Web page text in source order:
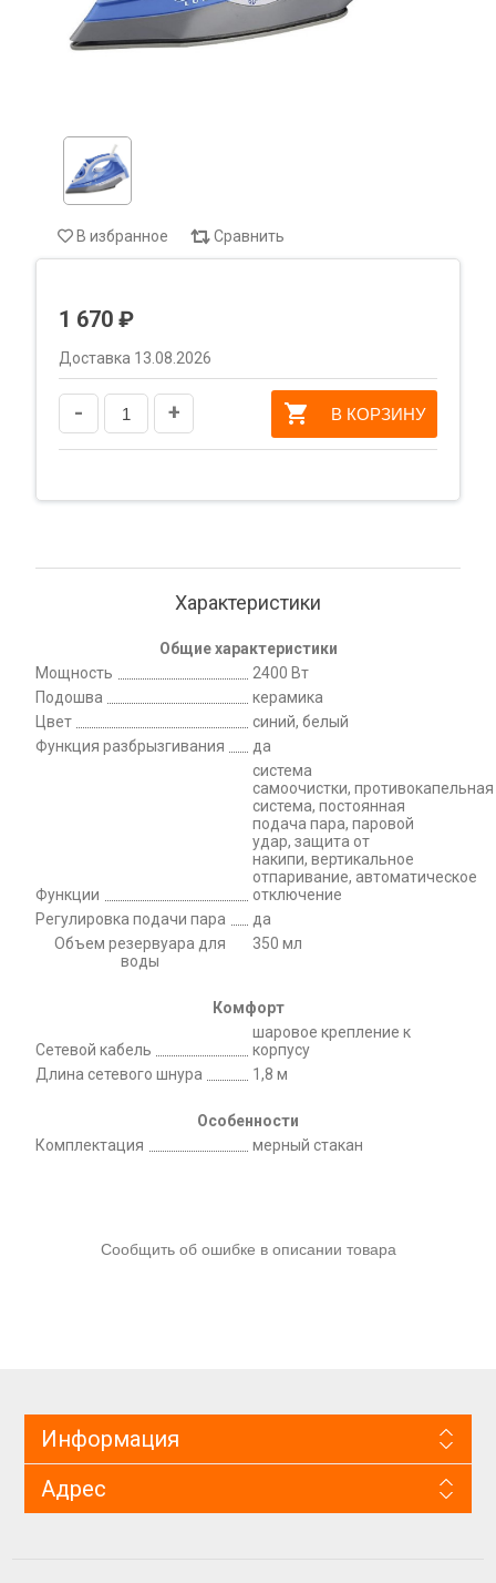
В избранное Сравнить
1 670 ₽
Доставка 13.08.2026
- + В КОРЗИНУ
Характеристики
Общие характеристики
Мощность
2400 Вт
Подошва
керамика
Цвет
синий, белый
Функция разбрызгивания
да
Функции
система
самоочистки, противокапельная
система, постоянная
подача пара, паровой
удар, защита от
накипи, вертикальное
отпаривание, автоматическое
отключение
Регулировка подачи пара
да
Объeм резервуара для
воды
350 мл
Комфорт
Сетевой кабель
шаровое крепление к
корпусу
Длина сетевого шнура
1,8 м
Особенности
Комплектация
мерный стакан
Сообщить об ошибке в описании товара
Информация
Адрес